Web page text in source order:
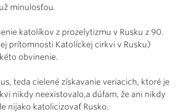
minulosťou.
katolíkov z prozelytizmu v Rusku z 90.
prítomnosti Katolíckej cirkvi v Rusku)
obvinenie.
teda cielené získavanie veriacich, ktoré je
nikdy neexistovalo,a dúfam, že ani nikdy
nijako katolicizovať Rusko.